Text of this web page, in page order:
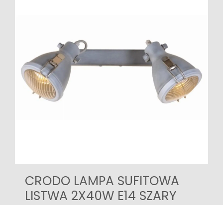
CRODO LAMPA SUFITOWA
LISTWA 2X40W E14 SZARY